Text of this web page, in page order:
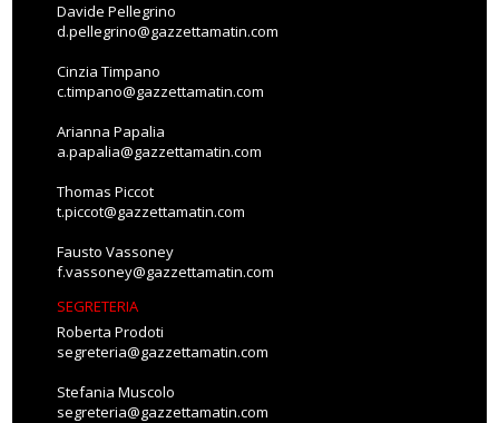
Davide Pellegrino
d.pellegrino@gazzettamatin.com
Cinzia Timpano
c.timpano@gazzettamatin.com
Arianna Papalia
a.papalia@gazzettamatin.com
Thomas Piccot
t.piccot@gazzettamatin.com
Fausto Vassoney
f.vassoney@gazzettamatin.com
SEGRETERIA
Roberta Prodoti
segreteria@gazzettamatin.com
Stefania Muscolo
segreteria@gazzettamatin.com